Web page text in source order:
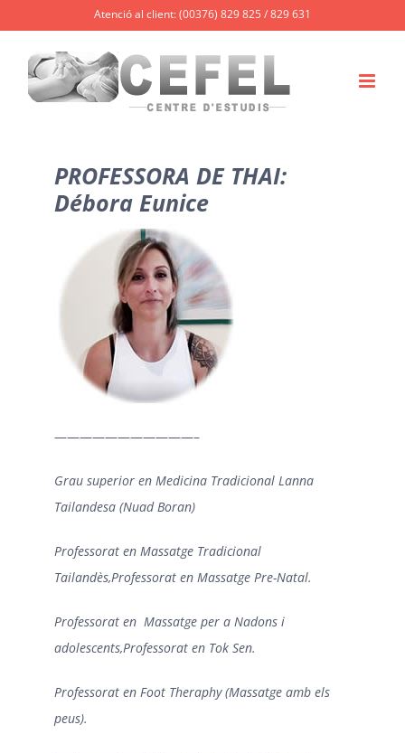
content
Atenció al client: (00376) 829 825 / 829 631
PROFESSORA DE THAI:
Débora Eunice
———————————–
Grau superior en Medicina Tradicional Lanna
Tailandesa (Nuad Boran)
Professorat en Massatge Tradicional
Tailandès,Professorat en Massatge Pre-Natal.
Professorat en Massatge per a Nadons i
adolescents,Professorat en Tok Sen.
Professorat en Foot Theraphy (Massatge amb els
peus).